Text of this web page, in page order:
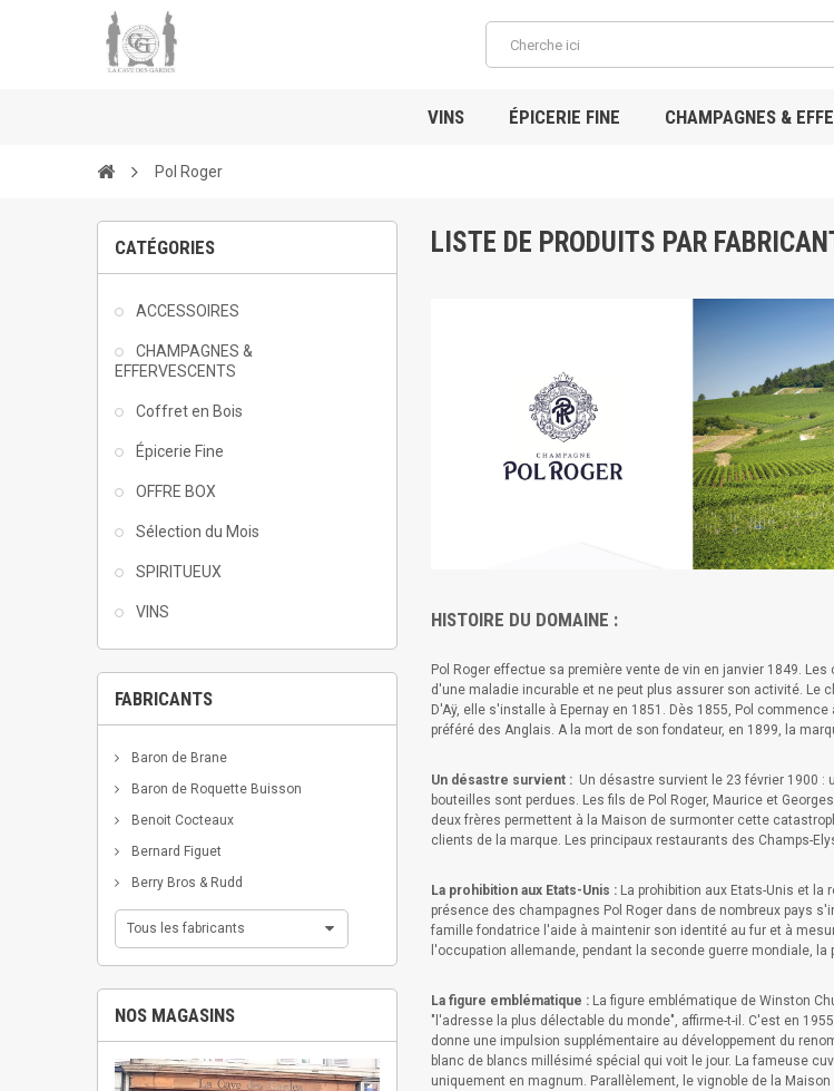
VINS ÉPICERIE FINE CHAMPAGNES &
Pol Roger
CATÉGORIES
ACCESSOIRES
CHAMPAGNES &
EFFERVESCENTS
Coffret en Bois
Épicerie Fine
OFFRE BOX
Sélection du Mois
SPIRITUEUX
VINS
FABRICANTS
Baron de Brane
Baron de Roquette Buisson
Benoit Cocteaux
Bernard Figuet
Berry Bros & Rudd
Tous les fabricants
NOS MAGASINS
LISTE DE PRODUITS PAR
HISTOIRE DU DOMAINE :
Pol Roger effectue sa première vente de vin en janvier 1849.
d'une maladie incurable et ne peut plus assurer son activité. Le
D'Aÿ, elle s'installe à Epernay en 1851. Dès 1855, Pol
préféré des Anglais. A la mort de son fondateur, en 1899, la
Un désastre survient : Un désastre survient le 23 février 1900
bouteilles sont perdues. Les fils de Pol Roger, Maurice et
deux frères permettent à la Maison de surmonter cette
clients de la marque. Les principaux restaurants des Champs-
La prohibition aux Etats-Unis : La prohibition aux Etats-Unis et
présence des champagnes Pol Roger dans de nombreux pays
famille fondatrice l'aide à maintenir son identité au fur et à
l'occupation allemande, pendant la seconde guerre mondiale,
La figure emblématique : La figure emblématique de Winston
"l'adresse la plus délectable du monde", affirme-t-il. C'est en
donne une impulsion supplémentaire au développement du
blanc de blancs millésimé spécial qui voit le jour. La fameuse
uniquement en magnum. Parallèlement, le vignoble de la